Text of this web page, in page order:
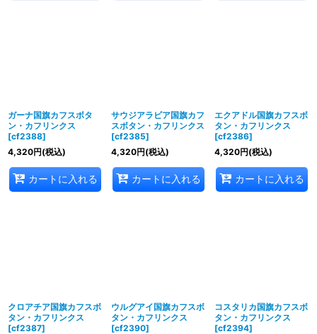
ガーナ国旗カフスボタ
ン・カフリンクス
[cf2388]
4,320円(税込)
カートに入れる
サウジアラビア国旗カフ
スボタン・カフリンクス
[cf2385]
4,320円(税込)
カートに入れる
エクアドル国旗カフスボ
タン・カフリンクス
[cf2386]
4,320円(税込)
カートに入れる
クロアチア国旗カフスボ
タン・カフリンクス
[cf2387]
ウルグアイ国旗カフスボ
タン・カフリンクス
[cf2390]
コスタリカ国旗カフスボ
タン・カフリンクス
[cf2394]